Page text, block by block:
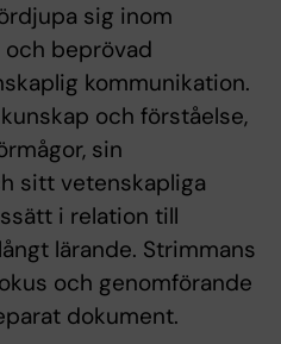
sig inom
beprövad
kommunikation.
och förståelse,
sin
sitt vetenskapliga
i relation till
lärande. Strimmans
och genomförande
dokument.